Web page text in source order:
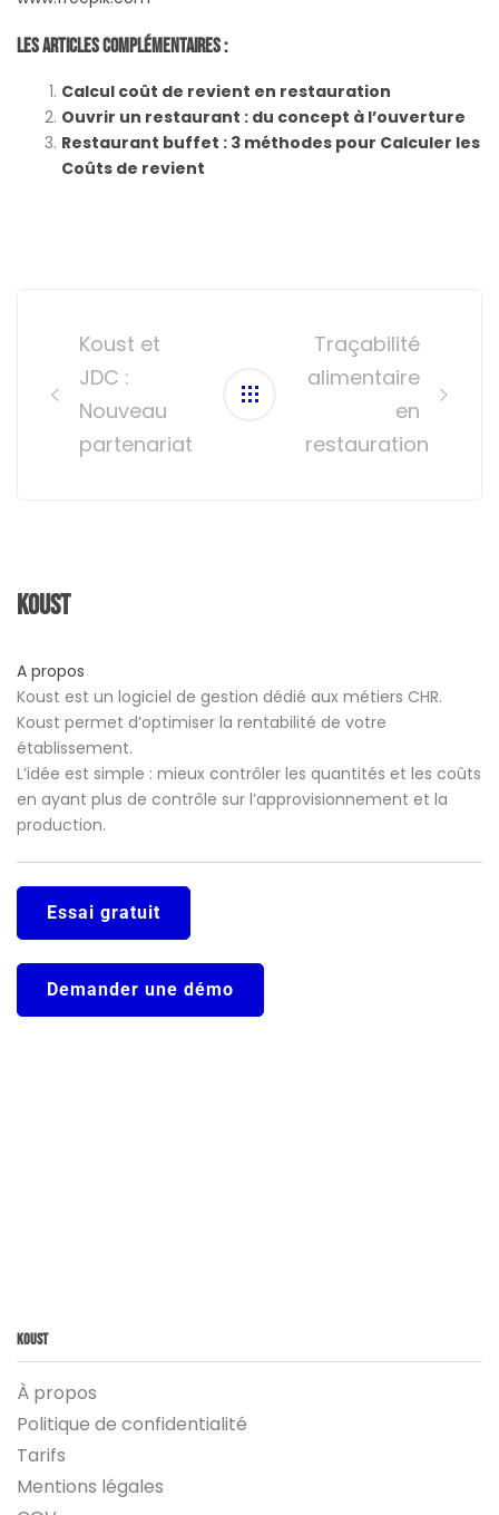
Les Articles Complémentaires :
Calcul coût de revient en restauration
Ouvrir un restaurant : du concept à l’ouverture
Restaurant buffet : 3 méthodes pour Calculer les
Coûts de revient
navigationKoust et
JDC :
Nouveau
partenariat
Traçabilité
alimentaire
en
restauration
Koust
A propos
Koust est un logiciel de gestion dédié aux métiers CHR.
Koust permet d’optimiser la rentabilité de votre
établissement.
L’idée est simple : mieux contrôler les quantités et les coûts
en ayant plus de contrôle sur l’approvisionnement et la
production.
Essai gratuit
Demander une démo
Koust
À propos
Politique de confidentialité
Tarifs
Mentions légales